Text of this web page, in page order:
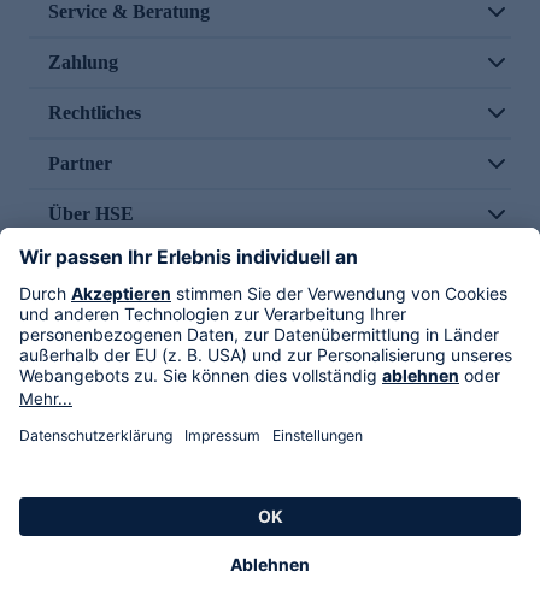
Service & Beratung
Zahlung
Rechtliches
Partner
Über HSE
Im TV
HSE International